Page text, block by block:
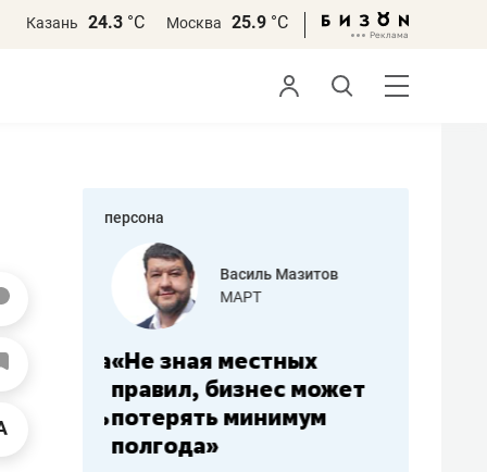
Казань 24.3 °С Москва 25.9 °С
персона
работа
Василь Мазитов
МАРТ
«Не зная местных
правил, бизнес может
потерять минимум
полгода»